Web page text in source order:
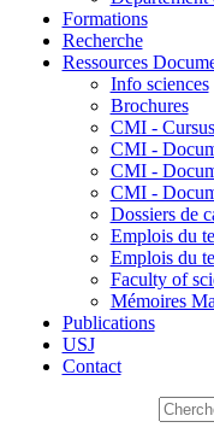
Formations
Recherche
Ressources
Info sciences
Brochures
CMI -
CMI -
CMI -
CMI -
Dossiers de
Emplois du
Emplois du
Faculty of
Mémoires
Publications
USJ
Contact